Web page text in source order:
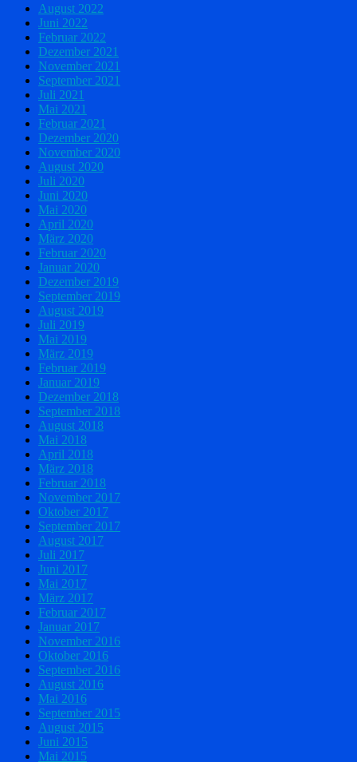
August 2022
Juni 2022
Februar 2022
Dezember 2021
November 2021
September 2021
Juli 2021
Mai 2021
Februar 2021
Dezember 2020
November 2020
August 2020
Juli 2020
Juni 2020
Mai 2020
April 2020
März 2020
Februar 2020
Januar 2020
Dezember 2019
September 2019
August 2019
Juli 2019
Mai 2019
März 2019
Februar 2019
Januar 2019
Dezember 2018
September 2018
August 2018
Mai 2018
April 2018
März 2018
Februar 2018
November 2017
Oktober 2017
September 2017
August 2017
Juli 2017
Juni 2017
Mai 2017
März 2017
Februar 2017
Januar 2017
November 2016
Oktober 2016
September 2016
August 2016
Mai 2016
September 2015
August 2015
Juni 2015
Mai 2015